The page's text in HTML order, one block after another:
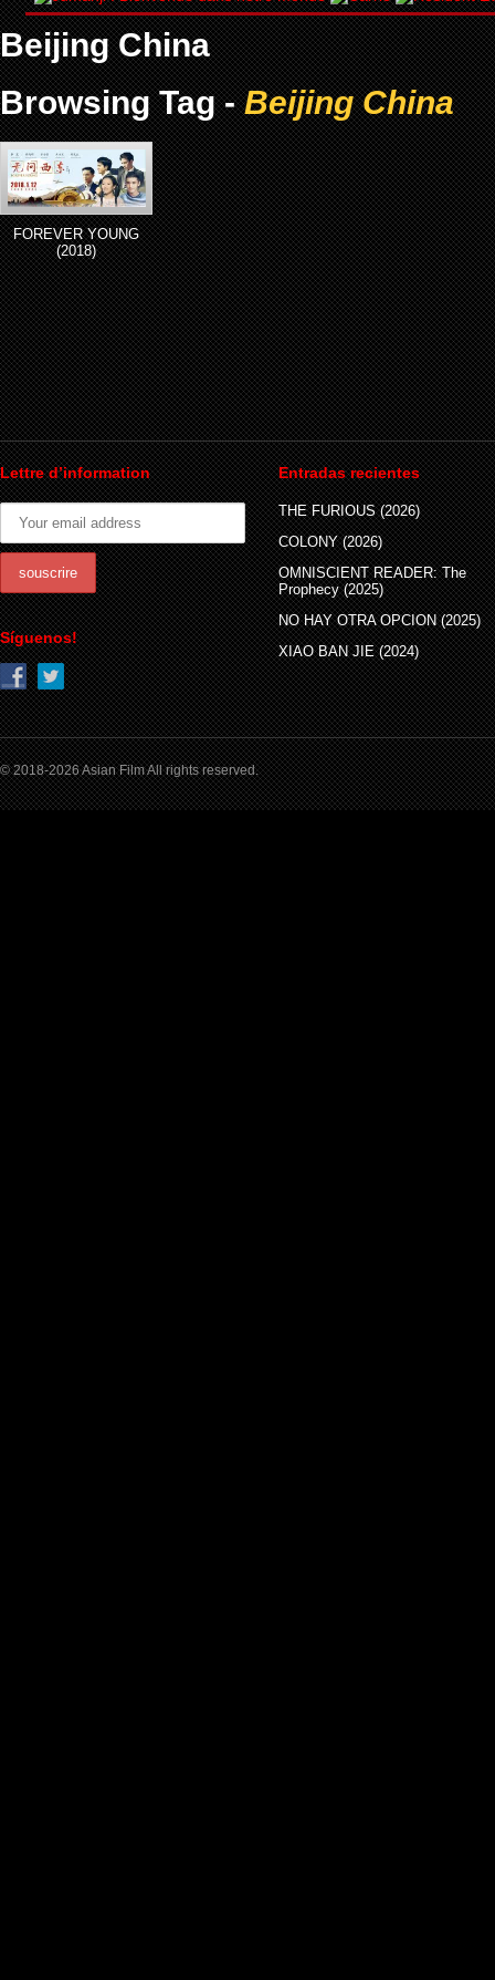
Beijing China
Browsing Tag -Beijing China
FOREVER YOUNG
(2018)
Lettre d’information
Síguenos!
Entradas recientes
THE FURIOUS (2026)
COLONY (2026)
OMNISCIENT READER: The
Prophecy (2025)
NO HAY OTRA OPCION (2025)
XIAO BAN JIE (2024)
© 2018-2026 Asian Film All rights reserved.